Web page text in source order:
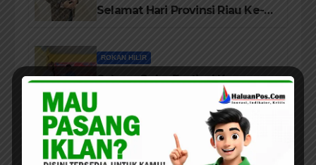
Selamat Hari Provinsi Riau Ke-
ROKAN HILIR
Sukses Gelar Festival Kampung
Literasi, Lembaga Tepak Sirih
Terima Piagam Penghargaan
dari Disdikbud Rohil
DAERAH ROKAN HILIR